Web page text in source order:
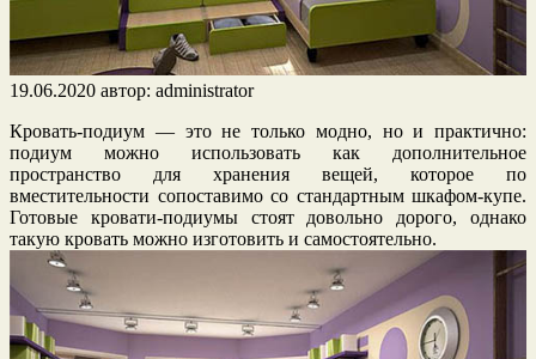
19.06.2020 автор: administrator
Кровать-подиум — это не только модно, но и практично:
подиум можно использовать как дополнительное
пространство для хранения вещей, которое по
вместительности сопоставимо со стандартным шкафом-купе.
Готовые кровати-подиумы стоят довольно дорого, однако
такую кровать можно изготовить и самостоятельно.